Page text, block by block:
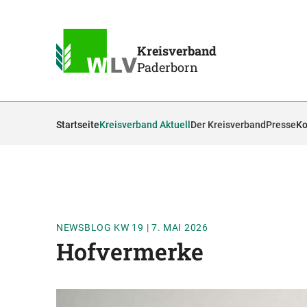
Kreisverband
Paderborn
StartseiteKreisverband Aktuell Der KreisverbandPresse
NEWSBLOG KW 19 | 7. MAI 2026
Hofvermerke